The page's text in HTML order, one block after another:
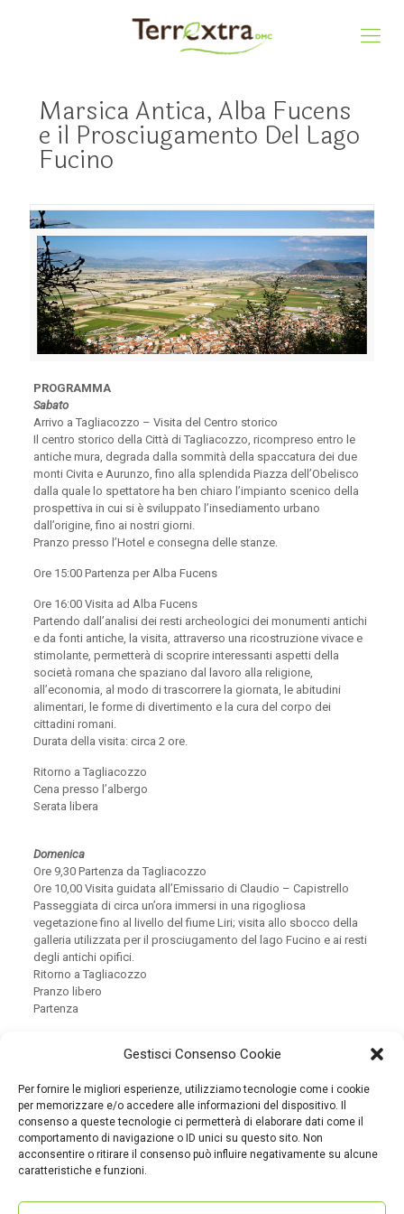
Gestisci Consenso Cookie
Per fornire le migliori esperienze, utilizziamo tecnologie come i cookie
per memorizzare e/o accedere alle informazioni del dispositivo. Il
consenso a queste tecnologie ci permetterà di elaborare dati come il
comportamento di navigazione o ID unici su questo sito. Non
acconsentire o ritirare il consenso può influire negativamente su alcune
caratteristiche e funzioni.
Marsica Antica, Alba Fucens
e il Prosciugamento Del Lago
Fucino
PROGRAMMA
Sabato
Arrivo a Tagliacozzo – Visita del Centro storico
Il centro storico della Città di Tagliacozzo, ricompreso entro le
antiche mura, degrada dalla sommità della spaccatura dei due
monti Civita e Aurunzo, fino alla splendida Piazza dell’Obelisco
dalla quale lo spettatore ha ben chiaro l’impianto scenico della
prospettiva in cui si è sviluppato l’insediamento urbano
dall’origine, fino ai nostri giorni.
Pranzo presso l’Hotel e consegna delle stanze.
Ore 15:00 Partenza per Alba Fucens
Ore 16:00 Visita ad Alba Fucens
Partendo dall’analisi dei resti archeologici dei monumenti antichi
e da fonti antiche, la visita, attraverso una ricostruzione vivace e
stimolante, permetterà di scoprire interessanti aspetti della
società romana che spaziano dal lavoro alla religione,
all’economia, al modo di trascorrere la giornata, le abitudini
alimentari, le forme di divertimento e la cura del corpo dei
cittadini romani.
Durata della visita: circa 2 ore.
Ritorno a Tagliacozzo
Cena presso l’albergo
Serata libera
Domenica
Ore 9,30 Partenza da Tagliacozzo
Ore 10,00 Visita guidata all’Emissario di Claudio – Capistrello
Passeggiata di circa un’ora immersi in una rigogliosa
vegetazione fino al livello del fiume Liri; visita allo sbocco della
galleria utilizzata per il prosciugamento del lago Fucino e ai resti
degli antichi opifici.
Ritorno a Tagliacozzo
Pranzo libero
Partenza
Trattamento di Pensione completa in hotel.
Trasporto compreso
€ 150,00 a persona (gruppo minimo 10 partecipanti)
Cliccare qui per aprire la locandina
cliccare qui per scaricare la
locandina